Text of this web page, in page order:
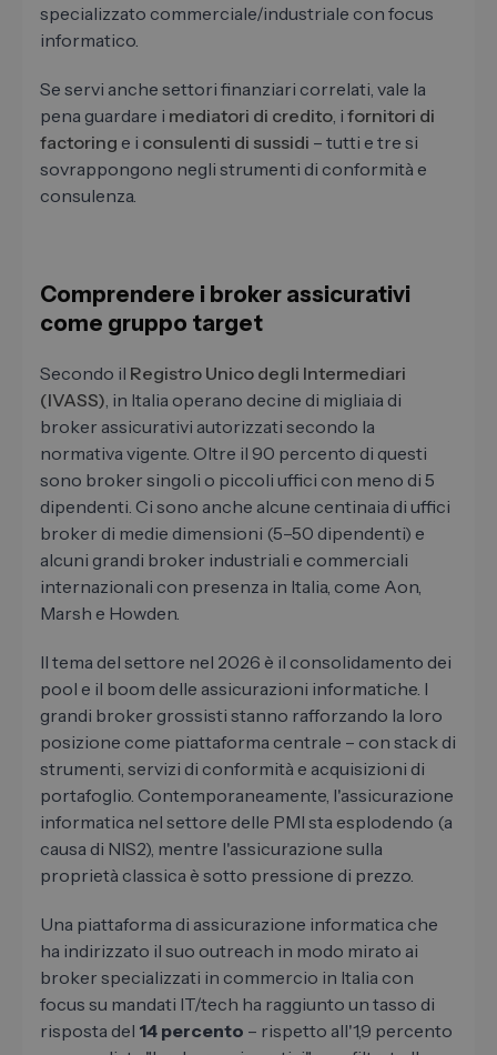
specializzato commerciale/industriale con focus
informatico.
Se servi anche settori finanziari correlati, vale la
pena guardare i mediatori di credito, i fornitori di
factoring e i consulenti di sussidi – tutti e tre si
sovrappongono negli strumenti di conformità e
consulenza.
Comprendere i broker assicurativi
come gruppo target
Secondo il Registro Unico degli Intermediari
(IVASS), in Italia operano decine di migliaia di
broker assicurativi autorizzati secondo la
normativa vigente. Oltre il 90 percento di questi
sono broker singoli o piccoli uffici con meno di 5
dipendenti. Ci sono anche alcune centinaia di uffici
broker di medie dimensioni (5–50 dipendenti) e
alcuni grandi broker industriali e commerciali
internazionali con presenza in Italia, come Aon,
Marsh e Howden.
Il tema del settore nel 2026 è il consolidamento dei
pool e il boom delle assicurazioni informatiche. I
grandi broker grossisti stanno rafforzando la loro
posizione come piattaforma centrale – con stack di
strumenti, servizi di conformità e acquisizioni di
portafoglio. Contemporaneamente, l'assicurazione
informatica nel settore delle PMI sta esplodendo (a
causa di NIS2), mentre l'assicurazione sulla
proprietà classica è sotto pressione di prezzo.
Una piattaforma di assicurazione informatica che
ha indirizzato il suo outreach in modo mirato ai
broker specializzati in commercio in Italia con
focus su mandati IT/tech ha raggiunto un tasso di
risposta del 14 percento – rispetto all'1,9 percento